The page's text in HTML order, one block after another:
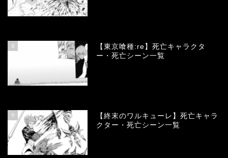
8
【東京喰種:re】死亡キャラクタ
ー・死亡シーン一覧
9
【終末のワルキューレ】死亡キャラ
クター・死亡シーン一覧